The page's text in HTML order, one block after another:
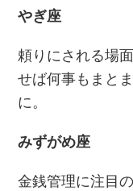
やぎ座
頼りにされる場
せば何事もまと
に。
みずがめ座
金銭管理に注目